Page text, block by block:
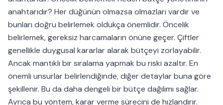
anahtarıdır? Her düğünün olmazsa olmazları vardır ve
bunları doğru belirlemek oldukça önemlidir. Öncelik
belirlemek, gereksiz harcamaların önüne geçer. Çiftler
genellikle duygusal kararlar alarak bütçeyi zorlayabilir.
Ancak mantıklı bir sıralama yapmak bu riski azaltır. En
önemli unsurlar belirlendiğinde, diğer detaylar buna göre
şekillenir. Bu da daha dengeli bir bütçe dağılımı sağlar.
Ayrıca bu yöntem, karar verme sürecini de hızlandırır.